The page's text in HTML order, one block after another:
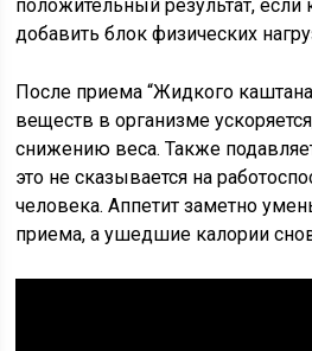
положительный результат, если
добавить блок физических
После приема “Жидкого
веществ в организме
снижению веса. Также
это не сказывается на
человека. Аппетит заметно
приема, а ушедшие калории